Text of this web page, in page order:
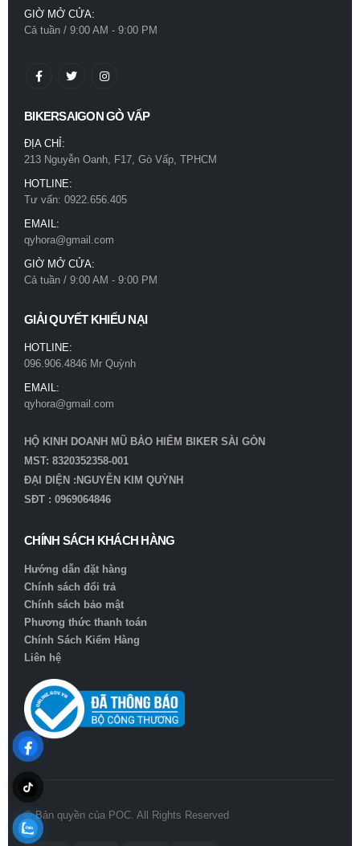
GIỜ MỞ CỬA:
Cả tuần / 9:00 AM - 9:00 PM
BIKERSAIGON GÒ VẤP
ĐỊA CHỈ:
213 Nguyễn Oanh, F17, Gò Vấp, TPHCM
HOTLINE:
Tư vấn: 0922.656.405
EMAIL:
qyhora@gmail.com
GIỜ MỞ CỬA:
Cả tuần / 9:00 AM - 9:00 PM
GIẢI QUYẾT KHIẾU NẠI
HOTLINE:
096.906.4846 Mr Quỳnh
EMAIL:
qyhora@gmail.com
HỘ KINH DOANH MŨ BẢO HIỂM BIKER SÀI GÒN
MST: 8320352358-001
ĐẠI DIỆN :NGUYỄN KIM QUỲNH
SĐT : 0969064846
CHÍNH SÁCH KHÁCH HÀNG
Hướng dẫn đặt hàng
Chính sách đổi trả
Chính sách bảo mật
Phương thức thanh toán
Chính Sách Kiểm Hàng
Liên hệ
© Bản quyền của POC. All Rights Reserved